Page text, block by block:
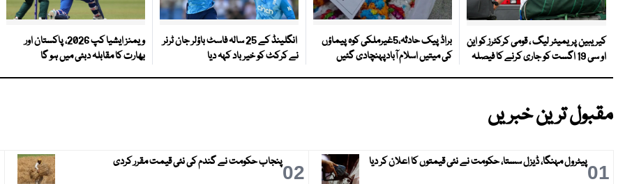
کیریبین پریمیئر لیگ ، قومی کرکٹرز کو این
او سی 19 اگست کو جاری کرنے کا فیصلہ
براڈ پیک حادثہ،5غیرملکی کوہ پیماؤں
کی میتیں اسلام آبادپہنچادی گئیں
انگلینڈ کے 25 سالہ فاسٹ باؤلر جان ٹرنر
نے کرکٹ کو خیر باد کہہ دیا
ویمنز ایشیا کپ 2026، پاکستان اور
بھارت کا مقابلہ دبئی میں ہو گا
مقبول ترین خبریں
01پیٹرول مہنگا، ڈیزل سستا، حکومت نے نئی قیمتوں کا اعلان کر دیا 02پنجاب حکومت نے گندم کی نئی قیمت مقرر کردی